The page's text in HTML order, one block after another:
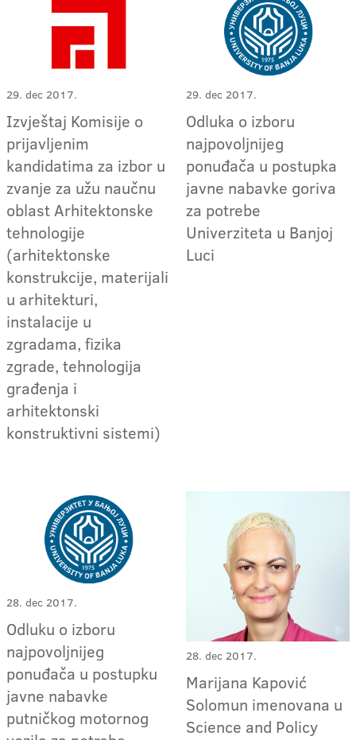
29. dec 2017.
Izvještaj Komisije o
prijavljenim
kandidatima za izbor u
zvanje za užu naučnu
oblast Arhitektonske
tehnologije
(arhitektonske
konstrukcije, materijali
u arhitekturi,
instalacije u
zgradama, fizika
zgrade, tehnologija
građenja i
arhitektonski
konstruktivni sistemi)
29. dec 2017.
Odluka o izboru
najpovoljnijeg
ponuđača u postupka
javne nabavke goriva
za potrebe
Univerziteta u Banjoj
Luci
28. dec 2017.
Odluku o izboru
najpovoljnijeg
ponuđača u postupku
javne nabavke
putničkog motornog
28. dec 2017.
Marijana Kapović
Solomun imenovana u
Science and Policy